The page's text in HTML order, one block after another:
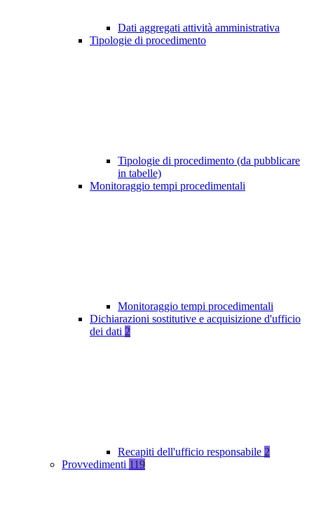
Dati aggregati attività amministrativa
Tipologie di procedimento
Tipologie di procedimento (da pubblicare
in tabelle)
Monitoraggio tempi procedimentali
Monitoraggio tempi procedimentali
Dichiarazioni sostitutive e acquisizione d'ufficio
dei dati 2
Recapiti dell'ufficio responsabile 2
Provvedimenti 119